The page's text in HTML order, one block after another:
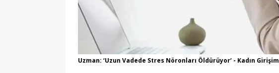
Uzman: ‘Uzun Vadede Stres Nöronları Öldürüyor’ - Kadın Girişim